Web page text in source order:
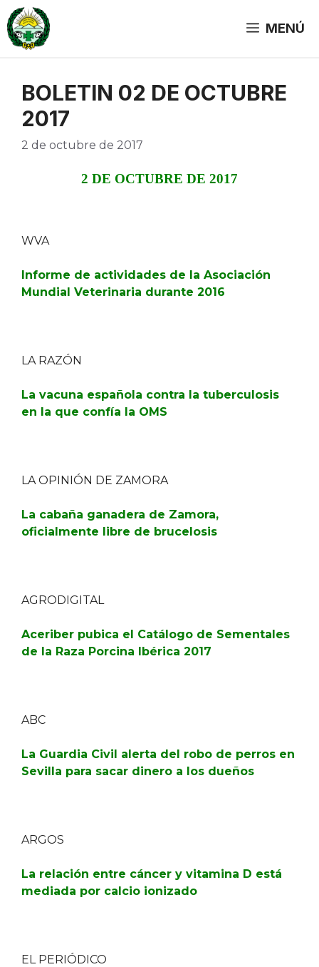
Saltar
al
contenido
MENÚ
BOLETIN 02 DE OCTUBRE
2017
2 de octubre de 2017
2 DE OCTUBRE DE 2017
WVA
Informe de actividades de la Asociación
Mundial Veterinaria durante 2016
LA RAZÓN
La vacuna española contra la tuberculosis
en la que confía la OMS
LA OPINIÓN DE ZAMORA
La cabaña ganadera de Zamora,
oficialmente libre de brucelosis
AGRODIGITAL
Aceriber pubica el Catálogo de Sementales
de la Raza Porcina Ibérica 2017
ABC
La Guardia Civil alerta del robo de perros en
Sevilla para sacar dinero a los dueños
ARGOS
La relación entre cáncer y vitamina D está
mediada por calcio ionizado
EL PERIÓDICO